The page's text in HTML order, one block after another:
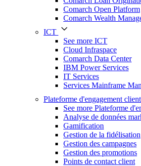
Comarch Open Platform
Comarch Wealth
ICT
See more ICT
Cloud Infraspace
Comarch Data Center
IBM Power Services
IT Services
Services Mainframe
Plateforme d'engagement client
See more Plateforme
Analyse de données
Gamification
Gestion de la fidélisation
Gestion des campagnes
Gestion des promotions
Points de contact client